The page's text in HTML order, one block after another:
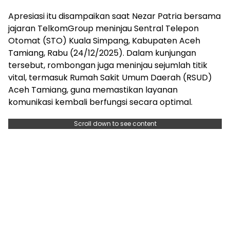
Apresiasi itu disampaikan saat Nezar Patria bersama
jajaran TelkomGroup meninjau Sentral Telepon
Otomat (STO) Kuala Simpang, Kabupaten Aceh
Tamiang, Rabu (24/12/2025). Dalam kunjungan
tersebut, rombongan juga meninjau sejumlah titik
vital, termasuk Rumah Sakit Umum Daerah (RSUD)
Aceh Tamiang, guna memastikan layanan
komunikasi kembali berfungsi secara optimal.
Scroll down to see content